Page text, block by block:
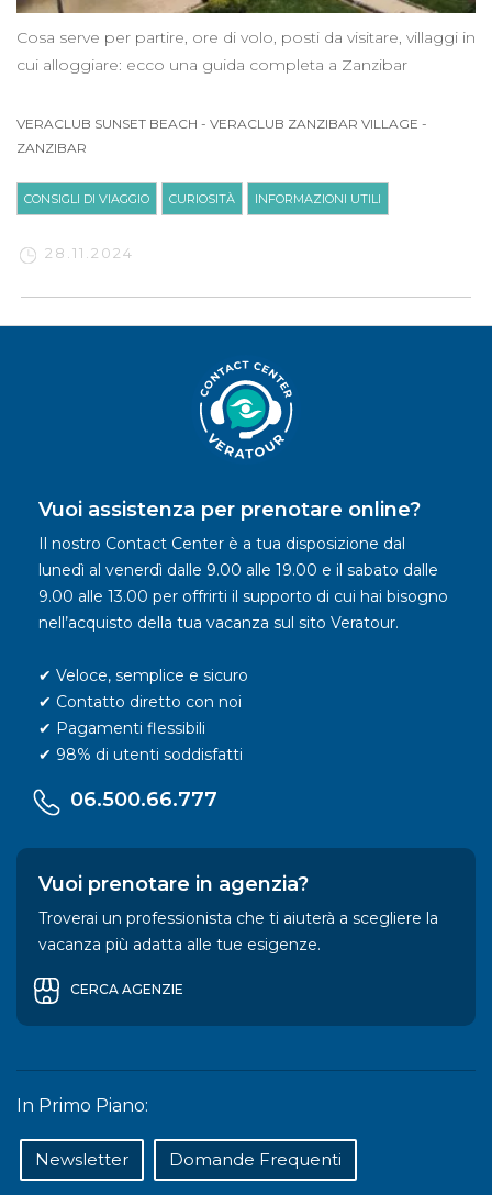
Cosa serve per partire, ore di volo, posti da visitare, villaggi in
cui alloggiare: ecco una guida completa a Zanzibar
VERACLUB SUNSET BEACH - VERACLUB ZANZIBAR VILLAGE -
ZANZIBAR
CONSIGLI DI VIAGGIO CURIOSITÀ INFORMAZIONI UTILI
28.11.2024
Vuoi assistenza per prenotare online?
Il nostro Contact Center è a tua disposizione dal
lunedì al venerdì dalle 9.00 alle 19.00 e il sabato dalle
9.00 alle 13.00 per offrirti il supporto di cui hai bisogno
nell’acquisto della tua vacanza sul sito Veratour.
✔ Veloce, semplice e sicuro
✔ Contatto diretto con noi
✔ Pagamenti flessibili
✔ 98% di utenti soddisfatti
06.500.66.777
Vuoi prenotare in agenzia?
Troverai un professionista che ti aiuterà a scegliere la
vacanza più adatta alle tue esigenze.
CERCA AGENZIE
In Primo Piano:
Newsletter Domande Frequenti